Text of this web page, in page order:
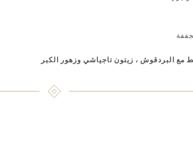
مع البردقوش ، زيتون تاجياشي وزهور الكبر